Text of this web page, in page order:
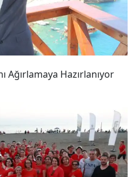
Ağırlamaya Hazırlanıyor